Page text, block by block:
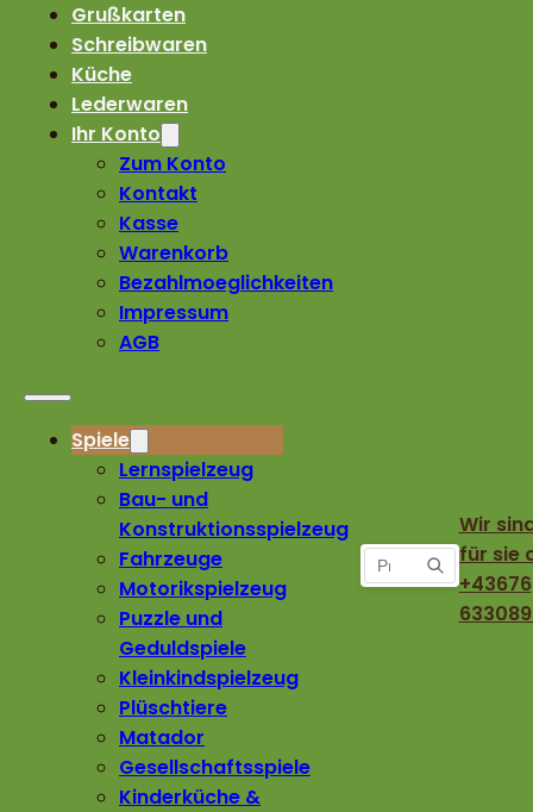
Grußkarten
Schreibwaren
Küche
Lederwaren
Ihr Konto
Zum Konto
Kontakt
Kasse
Warenkorb
Bezahlmoeglichkeiten
Impressum
AGB
Spiele
Lernspielzeug
Bau- und
Konstruktionsspielzeug
Fahrzeuge
Motorikspielzeug
Puzzle und
Geduldspiele
Kleinkindspielzeug
Plüschtiere
Matador
Gesellschaftsspiele
Kinderküche &
Wir
für sie
+43676